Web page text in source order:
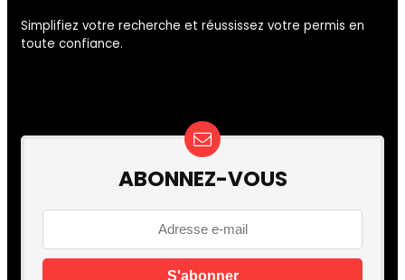
Simplifiez votre recherche et réussissez votre permis en
toute confiance.
ABONNEZ-VOUS